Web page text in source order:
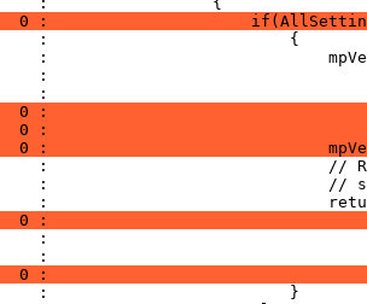
0 :
0 :
0 :
0 :
0 :
0 :